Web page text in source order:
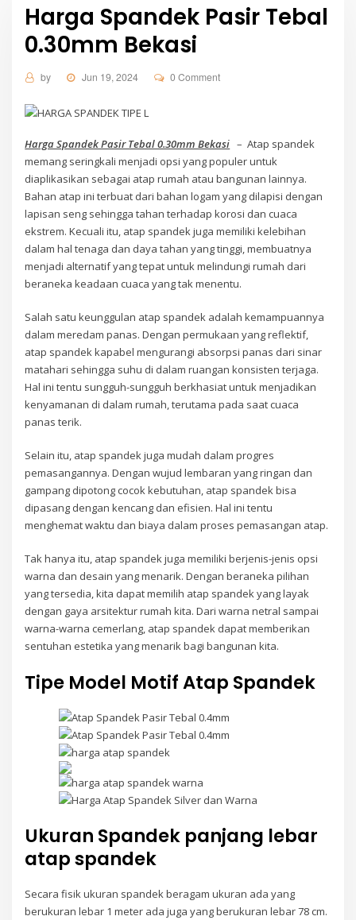
Harga Spandek Pasir Tebal
0.30mm Bekasi
by Jun 19, 2024 0 Comment
Harga Spandek Pasir Tebal 0.30mm Bekasi – Atap spandek
memang seringkali menjadi opsi yang populer untuk
diaplikasikan sebagai atap rumah atau bangunan lainnya.
Bahan atap ini terbuat dari bahan logam yang dilapisi dengan
lapisan seng sehingga tahan terhadap korosi dan cuaca
ekstrem. Kecuali itu, atap spandek juga memiliki kelebihan
dalam hal tenaga dan daya tahan yang tinggi, membuatnya
menjadi alternatif yang tepat untuk melindungi rumah dari
beraneka keadaan cuaca yang tak menentu.
Salah satu keunggulan atap spandek adalah kemampuannya
dalam meredam panas. Dengan permukaan yang reflektif,
atap spandek kapabel mengurangi absorpsi panas dari sinar
matahari sehingga suhu di dalam ruangan konsisten terjaga.
Hal ini tentu sungguh-sungguh berkhasiat untuk menjadikan
kenyamanan di dalam rumah, terutama pada saat cuaca
panas terik.
Selain itu, atap spandek juga mudah dalam progres
pemasangannya. Dengan wujud lembaran yang ringan dan
gampang dipotong cocok kebutuhan, atap spandek bisa
dipasang dengan kencang dan efisien. Hal ini tentu
menghemat waktu dan biaya dalam proses pemasangan atap.
Tak hanya itu, atap spandek juga memiliki berjenis-jenis opsi
warna dan desain yang menarik. Dengan beraneka pilihan
yang tersedia, kita dapat memilih atap spandek yang layak
dengan gaya arsitektur rumah kita. Dari warna netral sampai
warna-warna cemerlang, atap spandek dapat memberikan
sentuhan estetika yang menarik bagi bangunan kita.
Tipe Model Motif Atap Spandek
Ukuran Spandek panjang lebar
atap spandek
Secara fisik ukuran spandek beragam ukuran ada yang
berukuran lebar 1 meter ada juga yang berukuran lebar 78 cm.